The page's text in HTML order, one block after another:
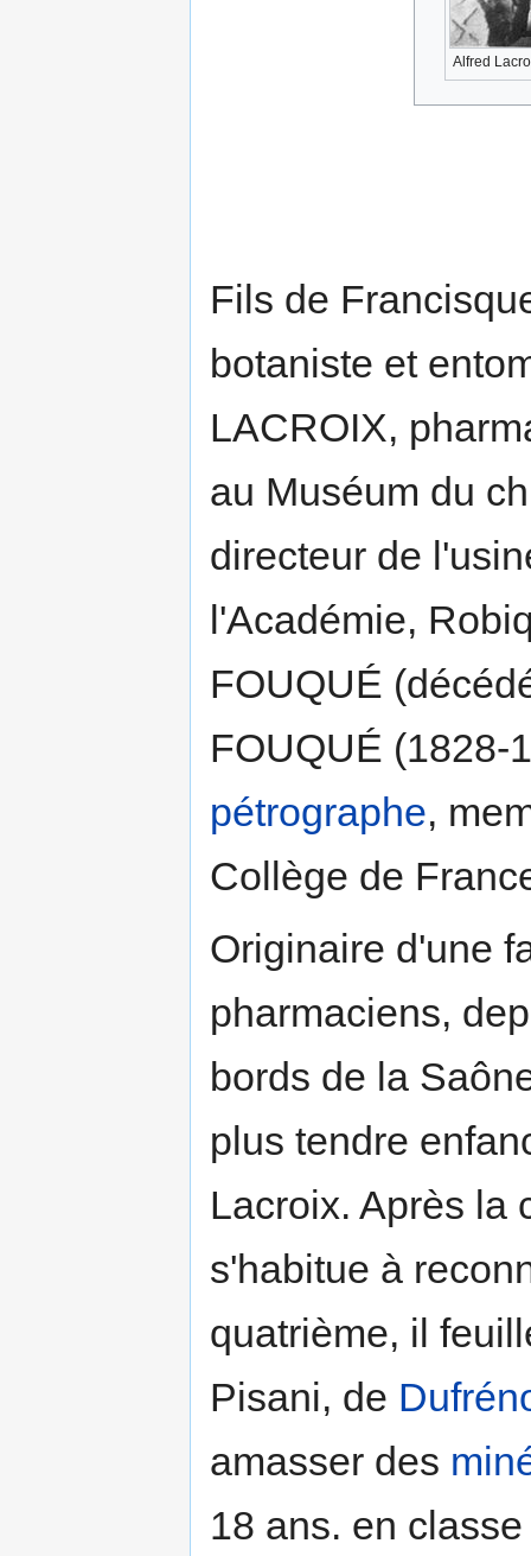
Alfred
Fils de
botaniste et
LACROIX,
au Muséum du
directeur de
l'Académie,
FOUQUÉ
FOUQUÉ (1828-
pétrographe,
Collège de
Originaire d'une
pharmaciens,
bords de la
plus tendre
Lacroix. Après la
s'habitue à
quatrième, il
Pisani, de
amasser des
18 ans. en